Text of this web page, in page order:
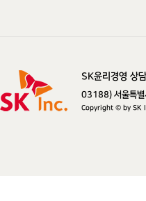
SK주식회사 SK윤리경영 상
03188) 서울특별
Copyright © by SK